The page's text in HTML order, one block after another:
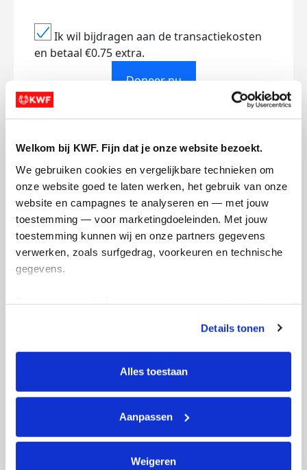
Welkom bij KWF. Fijn dat je onze website bezoekt.
We gebruiken cookies en vergelijkbare technieken om
onze website goed te laten werken, het gebruik van onze
website en campagnes te analyseren en — met jouw
toestemming — voor marketingdoeleinden. Met jouw
toestemming kunnen wij en onze partners gegevens
verwerken, zoals surfgedrag, voorkeuren en technische
gegevens.
tonen. Je kunt je toestemming op elk moment wijzigen of
intrekken via Cookie instellingen onderaan de pagina. De
lijst met cookies is te vinden in het tabblad “details”.
Details tonen
Alles toestaan
Aanpassen
Weigeren
Ik wil bijdragen aan de transactiekosten
en betaal €0.75 extra.
Doneer nu
Opgehaald
€943
Streefbedrag
€750
Doneer
Iris's badges